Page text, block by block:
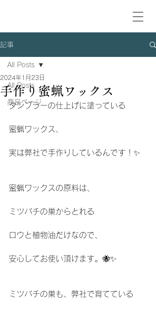
記事
All Posts
商品ページ
All Posts
手作り蜜蝋ワックス
2024年1月23日
タンブラーの仕上げに塗っている
蜜蝋ワックス、
実は弊社で手作りしているんです！✨
蜜蝋ワックスの原料は、
ミツバチの巣からとれる
ロウと植物油だけなので、
安心してお使い頂けます。🐝✨
ミツバチの巣も、弊社で育てている